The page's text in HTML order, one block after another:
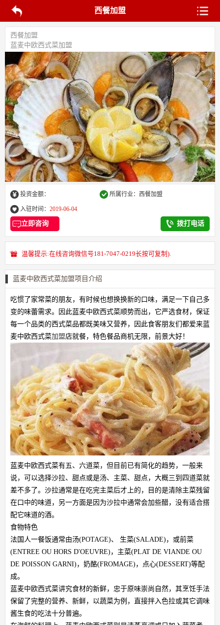
西餐加盟
西餐加盟
蓝麦中欧西式菜加盟
投资金额： 所属行业：西餐加盟
入驻时间： 2019-06-04
立即咨询 拨打电话
温馨提示:在线咨询微信号181-7047-0219长按可复制).
蓝麦中欧西式菜加盟项目介绍
吃惯了家常菜的朋友，有时候也想换换新的口味，满足一下自己多
变的味蕾需求。因此蓝麦中欧西式菜顺势而出，它严选食材，保证
每一个品类的西式菜品都既美味又营养，因此食客朋友们都爱来蓝
麦中欧西式菜加盟店就餐，特色餐品商机无限，前景大好！
蓝麦中欧西式菜有五、六道菜，但目前已有简化的趋势，一般来
说，可以选择沙拉、甜点或是汤、主菜、甜点，大概三到四道菜就
差不多了。沙拉通常是在吃完主菜后才上的，目的是清除主菜残留
在口中的味道，另一方面是因为沙拉中通常会加些醋，没有适合搭
配它味道的酒。
食物特色
法国人一餐饭通常由汤(POTAGE)、 生菜(SALADE)，或前菜
(ENTREE OU HORS D'OEUVRE)，主菜(PLAT DE VIANDE OU
DE POISSON GARNI)，奶酪(FROMAGE)，点心(DESSERT)等配
成。
蓝麦中欧西式菜讲究食材的新鲜，忠于原味崇尚自然，其烹饪手法
保留了完整的营养、新鲜，以蔬菜为例，直接拌入色拉或其它调味
酱生食的吃法十分普遍。